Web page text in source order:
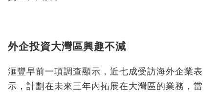
外企投資大灣區興趣不減
滙豐早前一項調查顯示，近七成受訪海外企業表
示，計劃在未來三年內拓展在大灣區的業務，當